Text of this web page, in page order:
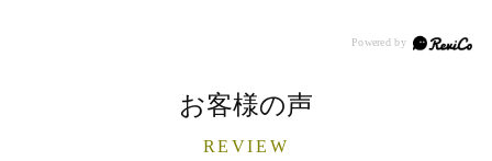
お客様の声
REVIEW